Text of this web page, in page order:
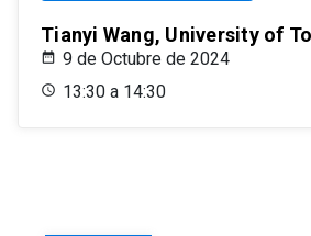
Tianyi Wang, University of
9 de Octubre de 2024
13:30 a 14:30